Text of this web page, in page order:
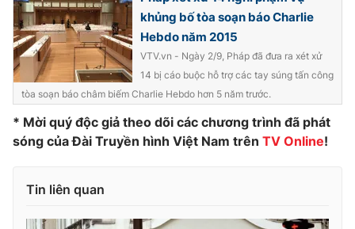
VTV Sức khoẻ Bất động sản
Thị trường 24h Tấm lòng Việt
VTV4 Vươn mình bằng AI
Liên hệ tòa soạn English
khủng bố tòa soạn báo Charlie
Hebdo năm 2015
VTV.vn - Ngày 2/9, Pháp đã đưa ra xét xử
14 bị cáo buộc hỗ trợ các tay súng tấn công
tòa soạn báo châm biếm Charlie Hebdo hơn 5 năm trước.
* Mời quý độc giả theo dõi các chương trình đã phát
sóng của Đài Truyền hình Việt Nam trên TV Online!
Tin liên quan